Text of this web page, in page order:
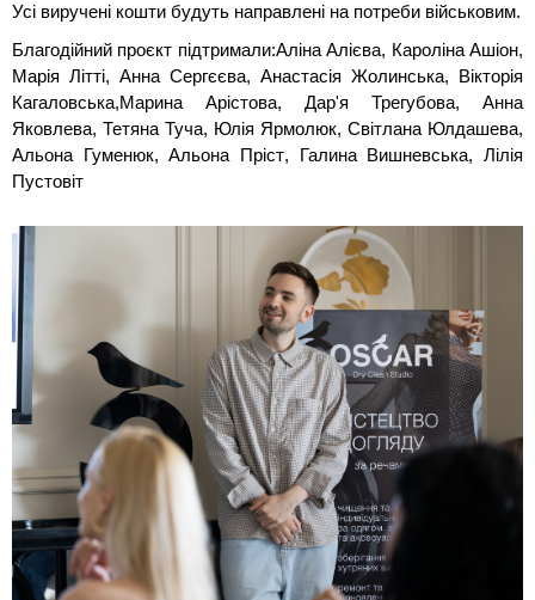
Усі виручені кошти будуть направлені на потреби військовим.
Благодійний проєкт підтримали:Аліна Алієва, Кароліна Ашіон,
Марія Літті, Анна Сергєєва, Анастасія Жолинська, Вікторія
Кагаловська,Марина Арістова, Дар'я Трегубова, Анна
Яковлева, Тетяна Туча, Юлія Ярмолюк, Світлана Юлдашева,
Альона Гуменюк, Альона Пріст, Галина Вишневська, Лілія
Пустовіт